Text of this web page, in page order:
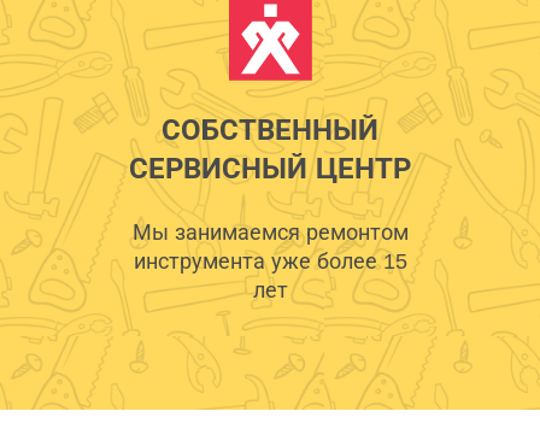
СОБСТВЕННЫЙ
СЕРВИСНЫЙ ЦЕНТР
Мы занимаемся ремонтом
инструмента уже более 15
лет